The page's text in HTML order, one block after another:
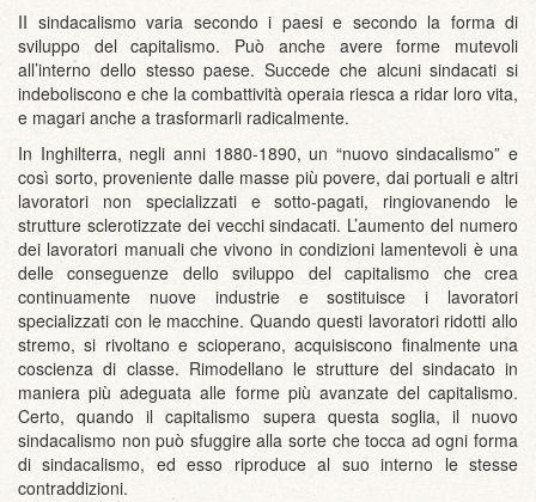
II sindacalismo varia secondo i paesi e secondo la forma di
sviluppo del capitalismo. Può anche avere forme mutevoli
all’interno dello stesso paese. Succede che alcuni sindacati si
indeboliscono e che la combattività operaia riesca a ridar loro vita,
e magari anche a trasformarli radicalmente.
In Inghilterra, negli anni 1880-1890, un “nuovo sindacalismo” e
così sorto, proveniente dalle masse più povere, dai portuali e altri
lavoratori non specializzati e sotto-pagati, ringiovanendo le
strutture sclerotizzate dei vecchi sindacati. L’aumento del numero
dei lavoratori manuali che vivono in condizioni lamentevoli è una
delle conseguenze dello sviluppo del capitalismo che crea
continuamente nuove industrie e sostituisce i lavoratori
specializzati con le macchine. Quando questi lavoratori ridotti allo
stremo, si rivoltano e scioperano, acquisiscono finalmente una
coscienza di classe. Rimodellano le strutture del sindacato in
maniera più adeguata alle forme più avanzate del capitalismo.
Certo, quando il capitalismo supera questa soglia, il nuovo
sindacalismo non può sfuggire alla sorte che tocca ad ogni forma
di sindacalismo, ed esso riproduce al suo interno le stesse
contraddizioni.